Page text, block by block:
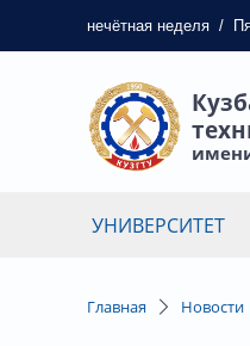
нечётная неделя /
УНИВЕРСИТЕТ
Главная Новости